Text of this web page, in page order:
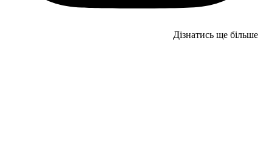
Дізнатись ще більше